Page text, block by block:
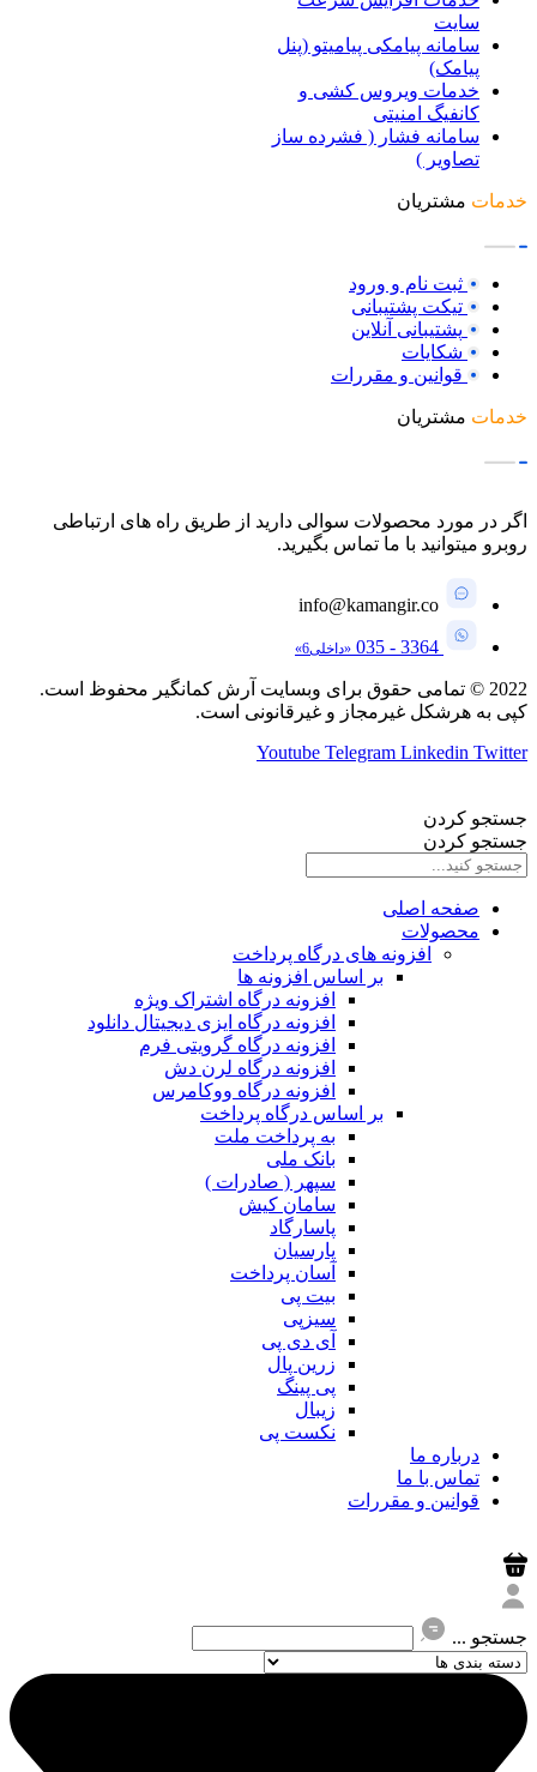
سایت
سامانه پیامکی پیامیتو (پنل
پیامک)
خدمات ویروس کشی و
کانفیگ امنیتی
سامانه فشار ( فشرده ساز
تصاویر )
خدمات مشتریان
ثبت نام و ورود
تیکت پشتیبانی
پشتیبانی آنلاین
شکایات
قوانین و مقررات
خدمات مشتریان
اگر در مورد محصولات سوالی دارید از طریق راه های ارتباطی
روبرو میتوانید با ما تماس بگیرید.
info@kamangir.co
3364 - 035 «داخلی6»
2022
© تمامی حقوق برای وبسایت آرش کمانگیر محفوظ است.
کپی به هرشکل غیرمجاز و غیرقانونی است.
Youtube Telegram Linkedin Twitter
جستجو کردن
جستجو کردن
صفحه اصلی
محصولات
افزونه های درگاه پرداخت
بر اساس افزونه ها
افزونه درگاه اشتراک ویژه
افزونه درگاه ایزی دیجیتال دانلود
افزونه درگاه گرویتی فرم
افزونه درگاه لرن دش
افزونه درگاه ووکامرس
بر اساس درگاه پرداخت
به پرداخت ملت
بانک ملی
سپهر ( صادرات )
سامان کیش
پاسارگاد
پارسیان
آسان پرداخت
بیت پی
سیزپی
آی دی پی
زرین پال
پی پینگ
زیبال
نکست پی
درباره ما
تماس با ما
قوانین و مقررات
جستجو ...